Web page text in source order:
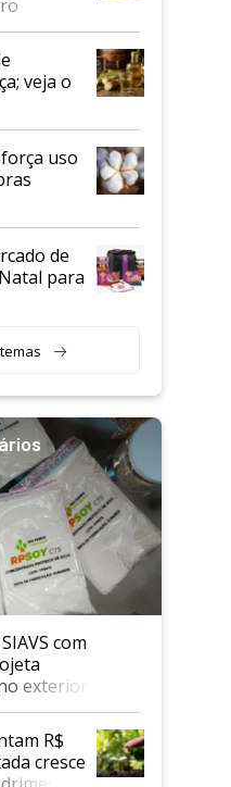
veja o
uso
de
para
com
exterior
R$
cresce